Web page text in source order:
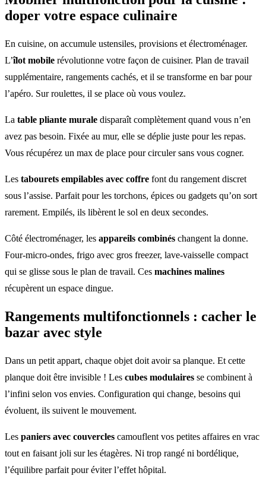
doper votre espace culinaire
En cuisine, on accumule ustensiles, provisions et électroménager.
L’îlot mobile révolutionne votre façon de cuisiner. Plan de travail
supplémentaire, rangements cachés, et il se transforme en bar pour
l’apéro. Sur roulettes, il se place où vous voulez.
La table pliante murale disparaît complètement quand vous n’en
avez pas besoin. Fixée au mur, elle se déplie juste pour les repas.
Vous récupérez un max de place pour circuler sans vous cogner.
Les tabourets empilables avec coffre font du rangement discret
sous l’assise. Parfait pour les torchons, épices ou gadgets qu’on sort
rarement. Empilés, ils libèrent le sol en deux secondes.
Côté électroménager, les appareils combinés changent la donne.
Four-micro-ondes, frigo avec gros freezer, lave-vaisselle compact
qui se glisse sous le plan de travail. Ces machines malines
récupèrent un espace dingue.
Rangements multifonctionnels : cacher le
bazar avec style
Dans un petit appart, chaque objet doit avoir sa planque. Et cette
planque doit être invisible ! Les cubes modulaires se combinent à
l’infini selon vos envies. Configuration qui change, besoins qui
évoluent, ils suivent le mouvement.
Les paniers avec couvercles camouflent vos petites affaires en vrac
tout en faisant joli sur les étagères. Ni trop rangé ni bordélique,
l’équilibre parfait pour éviter l’effet hôpital.